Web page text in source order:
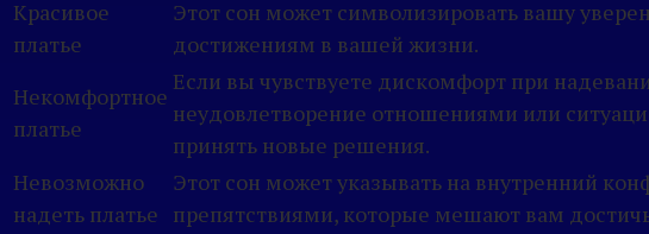
Красивое
платье
Этот сон может символизировать вашу
достижениям в вашей жизни.
Некомфортное
платье
Если вы чувствуете дискомфорт при
неудовлетворение отношениями или
принять новые решения.
Невозможно
надеть платье
Этот сон может указывать на внутренний
препятствиями, которые мешают вам